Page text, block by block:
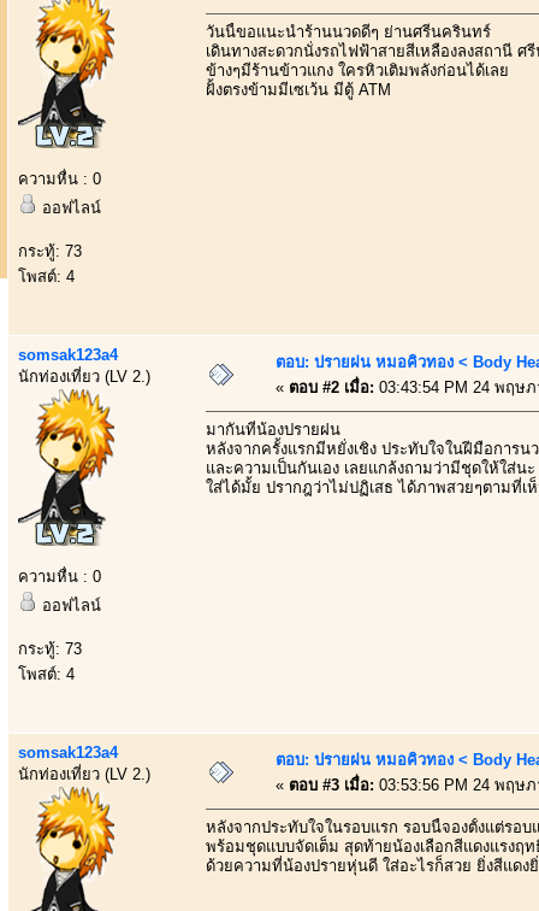
ความหื่น : 0
ออฟไลน์
กระทู้: 73
โพสต์: 4
วันนี้ขอแนะนำร้านนวดดีๆ ย่านศรีนครินทร์
เดินทางสะดวกนั่งรถไฟฟ้าสายสีเหลืองลงสถานี ศ
ข้างๆมีร้านข้าวแกง ใครหิวเติมพลังก่อนได้เลย
ฝั้งตรงข้ามมีเซเว้น มีตู้ ATM
somsak123a4
นักท่องเที่ยว (LV 2.)
ความหื่น : 0
ออฟไลน์
กระทู้: 73
โพสต์: 4
ตอบ: ปรายฝน หมอคิวทอง < Body
« ตอบ #2 เมื่อ: 03:43:54 PM 24 พฤษ
มากันที่น้องปรายฝน
หลังจากครั้งแรกมีหยั่งเชิง ประทับใจในฝีมือการน
และความเป็นกันเอง เลยแกล้งถามว่ามีชุดให้ใส่นะ
ใส่ได้มั้ย ปรากฎว่าไม่ปฏิเสธ ได้ภาพสวยๆตามที่เ
somsak123a4
นักท่องเที่ยว (LV 2.)
ตอบ: ปรายฝน หมอคิวทอง < Body
« ตอบ #3 เมื่อ: 03:53:56 PM 24 พฤษ
หลังจากประทับใจในรอบแรก รอบนี้จองตั้งแต่รอบ
พร้อมชุดแบบจัดเต็ม สุดท้ายน้องเลือกสีแดงแรงฤท
ด้วยความที่น้องปรายหุ่นดี ใส่อะไรก็สวย ยิ่งสีแดงยิ่